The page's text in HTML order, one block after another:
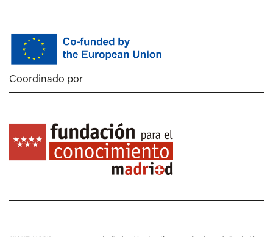
Coordinado por